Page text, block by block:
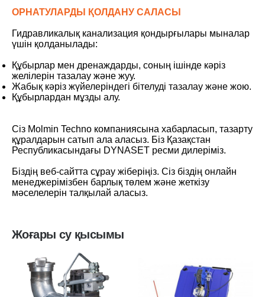
ОРНАТУЛАРДЫ ҚОЛДАНУ САЛАСЫ
Гидравликалық канализация қондырғылары мыналар
үшін қолданылады:
Құбырлар мен дренаждарды, соның ішінде кәріз
желілерін тазалау және жуу.
Жабық кәріз жүйелеріндегі бітелуді тазалау және жою.
Құбырлардан мұзды алу.
Сіз Molmin Techno компаниясына хабарласып, тазарту
құралдарын сатып ала аласыз. Біз Қазақстан
Республикасындағы DYNASET ресми дилеріміз.
Біздің веб-сайтта сұрау жіберіңіз. Сіз біздің онлайн
менеджерімізбен барлық төлем және жеткізу
мәселелерін талқылай аласыз.
Жоғары су қысымы